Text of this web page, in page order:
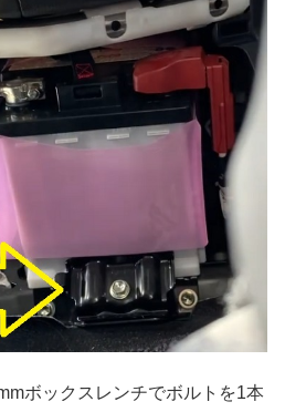
ボックスレンチでボルトを1本